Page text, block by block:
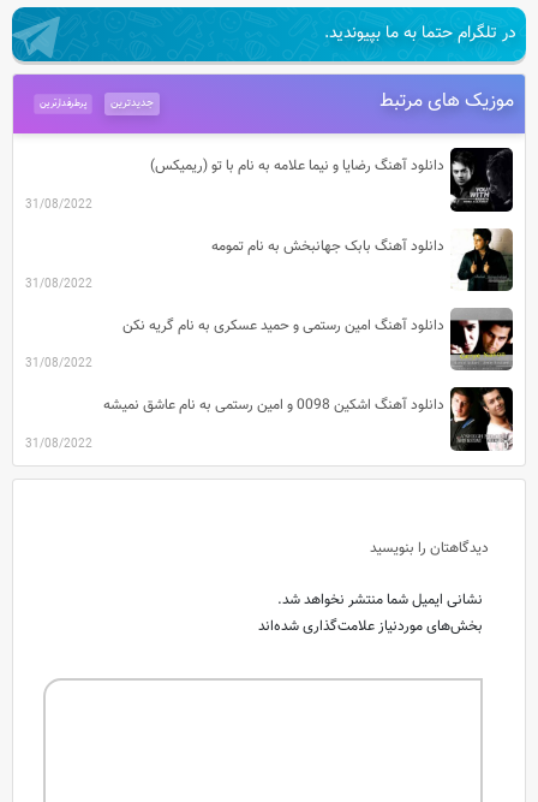
در تلگرام حتما به ما بپیوندید.
موزیک های مرتبط پرطرفدارترین جدیدترین
دانلود آهنگ رضایا و نیما علامه به نام با تو (ریمیکس)
31/08/2022
دانلود آهنگ بابک جهانبخش به نام تمومه
31/08/2022
دانلود آهنگ امین رستمی و حمید عسکری به نام گریه نکن
31/08/2022
دانلود آهنگ اشکین 0098 و امین رستمی به نام عاشق نمیشه
31/08/2022
دیدگاهتان را بنویسید
نشانی ایمیل شما منتشر نخواهد شد.
بخش‌های موردنیاز علامت‌گذاری شده‌اند